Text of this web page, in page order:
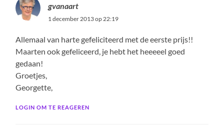
gvanaart
1 december 2013 op 22:19
Allemaal van harte gefeliciteerd met de eerste prijs!!
Maarten ook gefeliceerd, je hebt het heeeeel goed
gedaan!
Groetjes,
Georgette,
LOGIN OM TE REAGEREN